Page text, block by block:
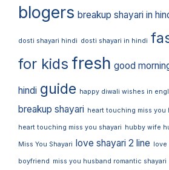
blogers breakup shayari in
dosti shayari hindi dosti shayari in hindi
for kids fresh good
hindi guide happy diwali wishes in
breakup shayari heart touching miss you
heart touching miss you shayari hubby wife
Miss You Shayari love shayari 2 line love
boyfriend miss you husband romantic shayari